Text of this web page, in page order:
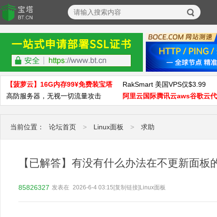
【菠萝云】16G内存99¥免费装宝塔
RakSmart 美国VPS仅$3.99
高防服务器，无视一切流量攻击
阿里云国际腾讯云aws谷歌云
当前位置： 论坛首页 > Linux面板 > 求助
【已解答】有没有什么办法在不更新面板
85826327 发表在 Linux面板
2026-6-4 03:15 [复制链接]